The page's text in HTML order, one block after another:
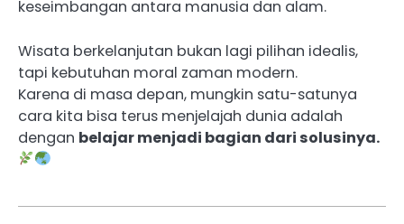
keseimbangan antara manusia dan alam.
Wisata berkelanjutan bukan lagi pilihan idealis,
tapi kebutuhan moral zaman modern.
Karena di masa depan, mungkin satu-satunya
cara kita bisa terus menjelajah dunia adalah
dengan belajar menjadi bagian dari solusinya.